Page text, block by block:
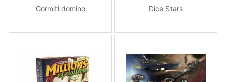
Gormiti domino Dice Stars